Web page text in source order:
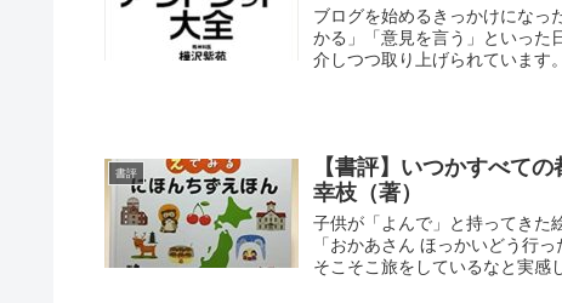
ブログを始めるきっかけになっ
かる」「意見を言う」といった
介しつつ取り上げられています
書評
【書評】いつかすべて
幸枝（著）
子供が「よんで」と持ってきた
「おかあさん ほっかいどう行
そこそこ旅をしているなと実感